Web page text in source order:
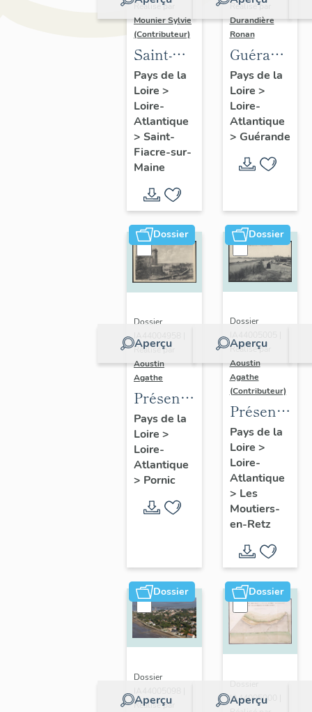
Réalisé par
Mounier Sylvie
(Contributeur)
Saint-
Fiacre-
sur-
Maine :
présentation
de
l'opération
d'inventaire
Pays de la
Loire >
Loire-
Atlantique
> Saint-
Fiacre-sur-
Maine
Réalisé par
Durandière
Ronan
Guérande
:
de la
commune
et de
l'aire
Pays de la
Loire >
Loire-
Atlantique
> Guérande
Dossier
Aperçu
Dossier
Réalisé par
Aoustin
Agathe
Présentation
de la
commune
de
Pornic
Pays de la
Loire >
Loire-
Atlantique
> Pornic
Dossier
Aperçu
Dossier
Réalisé par
Aoustin
Agathe
(Contributeur)
de la
commune
des
Moutiers-
en-Retz
Pays de la
Loire >
Loire-
Atlantique
> Les
Moutiers-
en-Retz
Dossier
Aperçu
Dossier
Réalisé par
Dossier
Aperçu
Dossier
IA44005000 |